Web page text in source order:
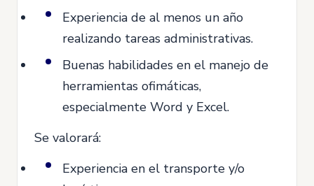
Experiencia de al menos un año
realizando tareas administrativas.
Buenas habilidades en el manejo de
herramientas ofimáticas,
especialmente Word y Excel.
Se valorará:
Experiencia en el transporte y/o